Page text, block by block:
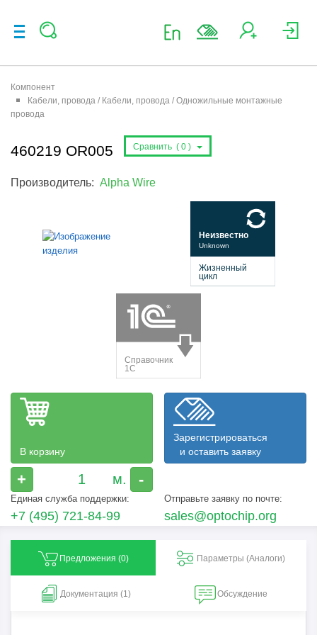
Компонент
Кабели, провода / Кабели, провода / Одножильные монтажные
провода
460219 OR005 Сравнить ( 0 )
Производитель: Alpha Wire
В корзину
+ -
Зарегистрироваться
и оставить заявку
Единая служба поддержки:
+7 (495) 721-84-99
Отправьте заявку по почте:
sales@optochip.org
Предложения (0) Параметры (Aналоги)
Документация (1) Обсуждение